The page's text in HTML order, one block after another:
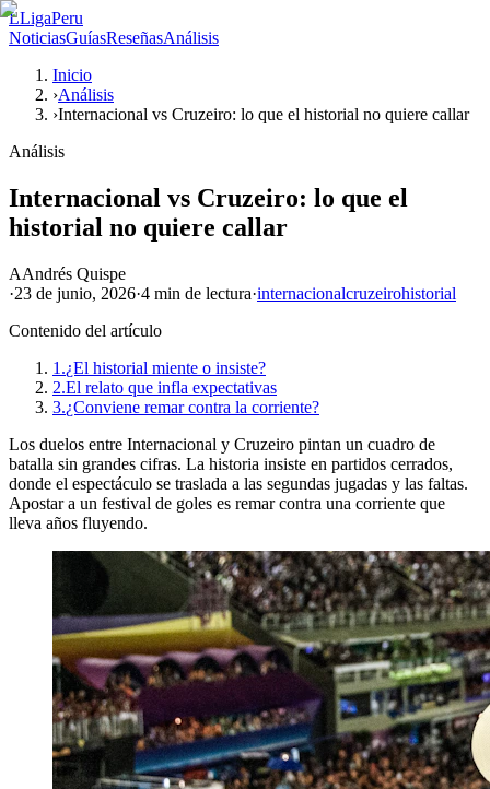
LLigaPeru
NoticiasGuíasReseñasAnálisis
Inicio
›Análisis
›Internacional vs Cruzeiro: lo que el historial no quiere callar
Análisis
Internacional vs Cruzeiro: lo que el
historial no quiere callar
AAndrés Quispe
·23 de junio, 2026·4 min de lectura·internacionalcruzeirohistorial
Contenido del artículo
1.¿El historial miente o insiste?
2.El relato que infla expectativas
3.¿Conviene remar contra la corriente?
Los duelos entre Internacional y Cruzeiro pintan un cuadro de
batalla sin grandes cifras. La historia insiste en partidos cerrados,
donde el espectáculo se traslada a las segundas jugadas y las faltas.
Apostar a un festival de goles es remar contra una corriente que
lleva años fluyendo.